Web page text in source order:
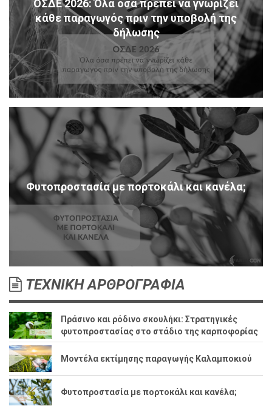
ΟΣΔΕ 2026: Όλα όσα πρέπει να γνωρίζει
κάθε παραγωγός πριν την υποβολή της
δήλωσης
Φυτοπροστασία με πορτοκάλι και κανέλα;
ΤΕΧΝΙΚΗ ΑΡΘΡΟΓΡΑΦΙΑ
Πράσινο και ρόδινο σκουλήκι: Στρατηγικές
φυτοπροστασίας στο στάδιο της καρποφορίας
Μοντέλα εκτίμησης παραγωγής Καλαμποκιού
Φυτοπροστασία με πορτοκάλι και κανέλα;